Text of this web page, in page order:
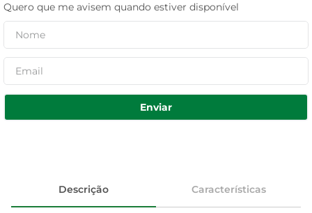
Quero que me avisem quando estiver disponível
Enviar
Descrição Características